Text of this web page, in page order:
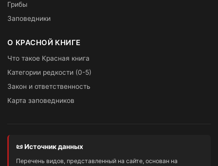
Грибы
Заповедники
О КРАСНОЙ КНИГЕ
Что такое Красная книга
Категории редкости (0-5)
Закон и ответственность
Карта заповедников
📜 Источник данных
Перечень видов, представленный на сайте, основан на